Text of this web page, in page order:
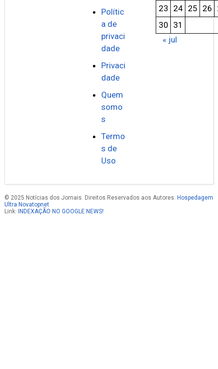
Polític
a de
privaci
dade
Privaci
dade
Quem
somo
s
Termo
s de
Uso
23 24 25 26
30 31
« jul
© 2025 Notícias dos Jornais. Direitos Reservados aos Autores. Hospedagem
Ultra Novatopnet
Link: INDEXAÇÃO NO GOOGLE NEWS!